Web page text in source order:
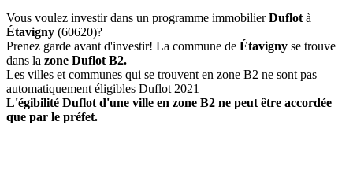
Vous voulez investir dans un programme immobilierDuflot à
Étavigny (60620)?
Prenez garde avant d'investir! La commune de Étavigny se trouve
dans la zone Duflot B2.
Les villes et communes qui se trouvent en zone B2 ne sont pas
automatiquement éligibles Duflot 2021
L'égibilité Duflot d'une ville en zone B2 ne peut être accordée
que par le préfet.